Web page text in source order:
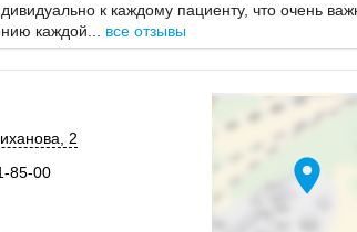
к каждому пациенту, что очень
каждой... все отзывы
2
85-00
location_on